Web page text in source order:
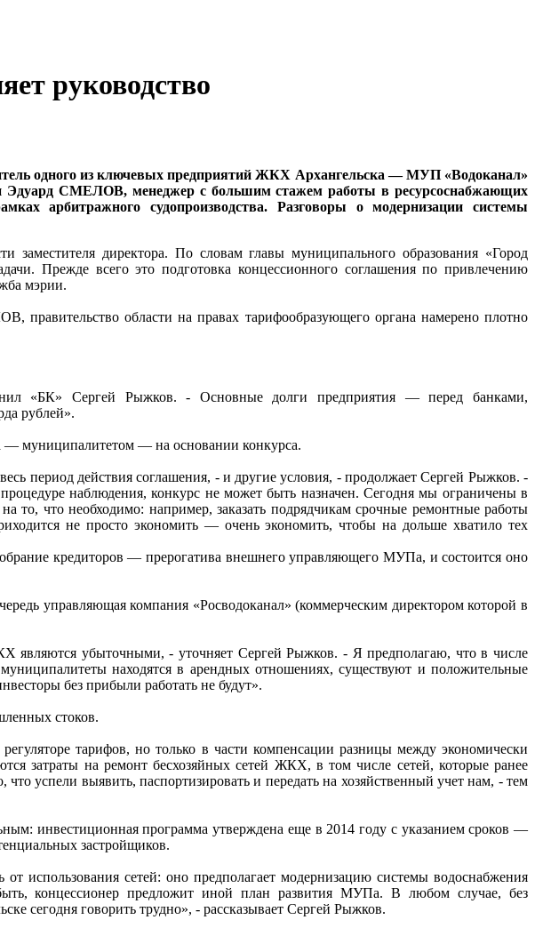
руководство
одного из ключевых предприятий ЖКХ Архангельска — МУП «Водоканал»
Эдуард СМЕЛОВ, менеджер с большим стажем работы в ресурсоснабжающих
арбитражного судопроизводства. Разговоры о модернизации системы
директора. По словам главы муниципального образования «Город
Прежде всего это подготовка концессионного соглашения по привлечению
мэрии.
правительство области на правах тарифообразующего органа намерено плотно
«БК» Сергей Рыжков. - Основные долги предприятия — перед банками,
рублей».
— муниципалитетом — на основании конкурса.
период действия соглашения, - и другие условия, - продолжает Сергей Рыжков. -
наблюдения, конкурс не может быть назначен. Сегодня мы ограничены в
то, что необходимо: например, заказать подрядчикам срочные ремонтные работы
не просто экономить — очень экономить, чтобы на дольше хватило тех
кредиторов — прерогатива внешнего управляющего МУПа, и состоится оно
управляющая компания «Росводоканал» (коммерческим директором которой в
убыточными, - уточняет Сергей Рыжков. - Я предполагаю, что в числе
находятся в арендных отношениях, существуют и положительные
без прибыли работать не будут».
стоков.
тарифов, но только в части компенсации разницы между экономически
затраты на ремонт бесхозяйных сетей ЖКХ, в том числе сетей, которые ранее
успели выявить, паспортизировать и передать на хозяйственный учет нам, - тем
инвестиционная программа утверждена еще в 2014 году с указанием сроков —
застройщиков.
использования сетей: оно предполагает модернизацию системы водоснабжения
концессионер предложит иной план развития МУПа. В любом случае, без
сегодня говорить трудно», - рассказывает Сергей Рыжков.